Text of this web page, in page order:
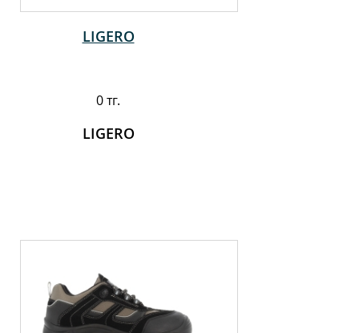
LIGERO
0 тг.
LIGERO